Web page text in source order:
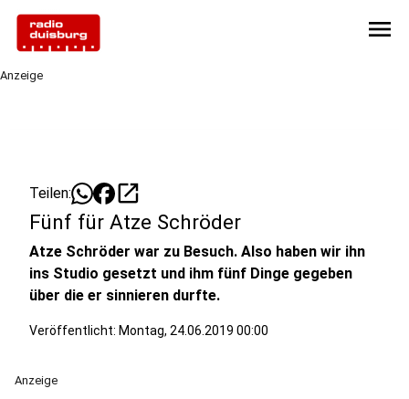
menu
Anzeige
Teilen: open_in_new
Fünf für Atze Schröder
Atze Schröder war zu Besuch. Also haben wir ihn
ins Studio gesetzt und ihm fünf Dinge gegeben
über die er sinnieren durfte.
Veröffentlicht: Montag, 24.06.2019 00:00
Anzeige